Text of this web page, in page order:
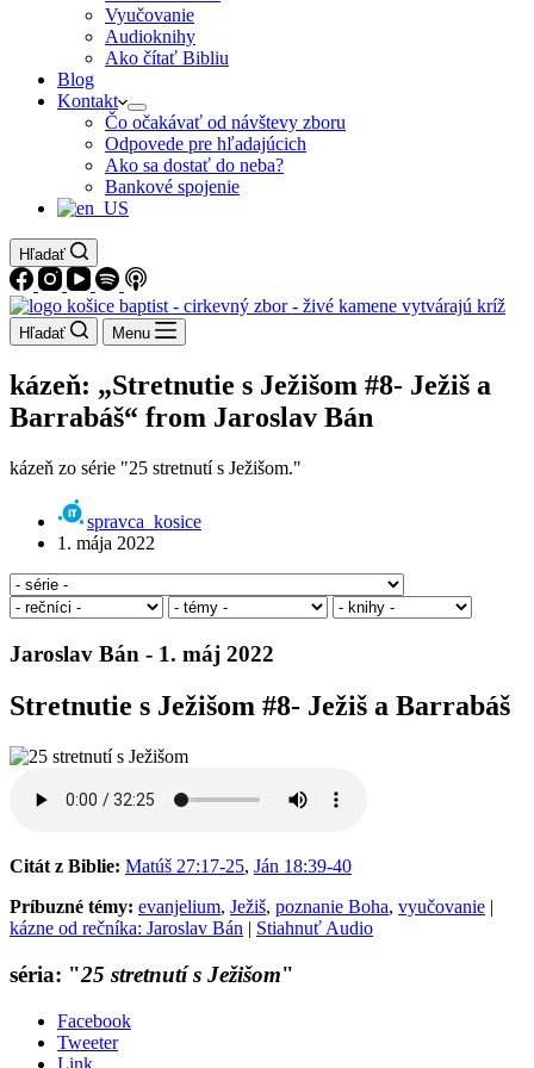
Vyučovanie
Audioknihy
Ako čítať Bibliu
Blog
Kontakt
Čo očakávať od návštevy zboru
Odpovede pre hľadajúcich
Ako sa dostať do neba?
Bankové spojenie
Hľadať
Hľadať Menu
kázeň: „Stretnutie s Ježišom #8- Ježiš a
Barrabáš“ from Jaroslav Bán
kázeň zo série "25 stretnutí s Ježišom."
spravca_kosice
1. mája 2022
Jaroslav Bán - 1. máj 2022
Stretnutie s Ježišom #8- Ježiš a Barrabáš
Citát z Biblie: Matúš 27:17-25, Ján 18:39-40
Príbuzné témy: evanjelium, Ježiš, poznanie Boha, vyučovanie |
kázne od rečníka: Jaroslav Bán | Stiahnuť Audio
séria: "25 stretnutí s Ježišom"
Facebook
Tweeter
Link